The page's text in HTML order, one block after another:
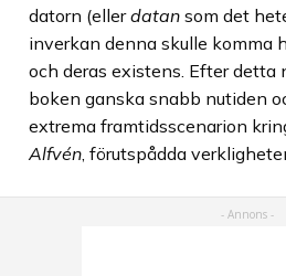
datorn (ellerdatan som det
inverkan denna skulle komma
och deras existens. Efter detta
boken ganska snabb nutiden
extrema framtidsscenarion
Alfvén , förutspådda